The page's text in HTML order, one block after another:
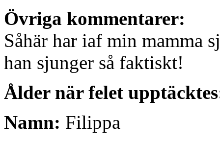
Övriga kommentarer:
Såhär har iaf min mamma
han sjunger så faktiskt!
Ålder när felet
Namn: Filippa